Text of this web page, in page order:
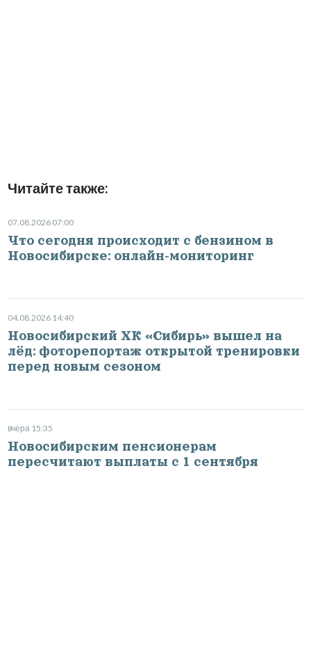
Читайте также:
07.08.2026 07:00
Что сегодня происходит с бензином в
Новосибирске: онлайн-мониторинг
04.08.2026 14:40
Новосибирский ХК «Сибирь» вышел на
лёд: фоторепортаж открытой тренировки
перед новым сезоном
вчера 15:35
Новосибирским пенсионерам
пересчитают выплаты с 1 сентября